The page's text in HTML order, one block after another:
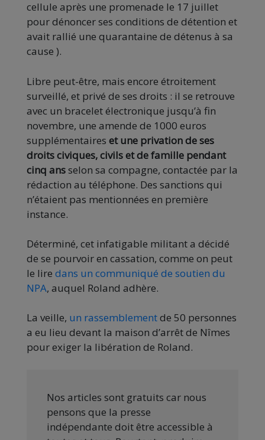
cellule après une promenade le 17 juillet
pour dénoncer ses conditions de détention et
avait rallié une quarantaine de détenus à sa
cause ).
Libre peut-être, mais encore étroitement
surveillé, et privé de ses droits : il se retrouve
avec un bracelet électronique jusqu’à fin
novembre, une amende de 1000 euros
supplémentaires et une privation de ses
droits civiques, civils et de famille pendant
cinq ansselon sa compagne, contactée par la
rédaction au téléphone. Des sanctions qui
n’étaient pas mentionnées en première
instance.
Déterminé, cet infatigable militant a décidé
de se pourvoir en cassation, comme on peut
le lire dans un communiqué de soutien du
NPA, auquel Roland adhère.
La veille, un rassemblementde 50 personnes
a eu lieu devant la maison d’arrêt de Nîmes
pour exiger la libération de Roland.
Nos articles sont gratuits car nous
pensons que la presse
indépendante doit être accessible à